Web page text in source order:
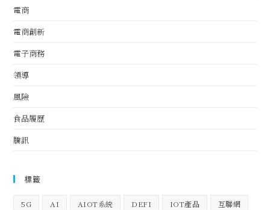
電商
電商創新
電子商務
領導
風險
食品履歷
騰訊
標籤
5G AI AIOT系統 DEFI IOT產品 互聯網